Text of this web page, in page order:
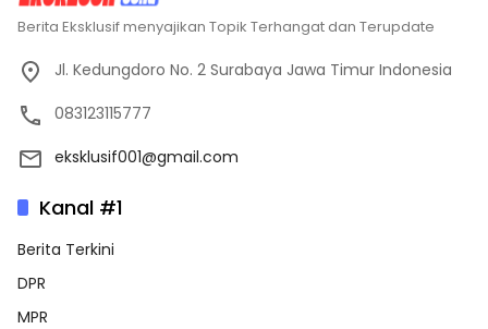
Berita Eksklusif menyajikan Topik Terhangat dan Terupdate
Jl. Kedungdoro No. 2 Surabaya Jawa Timur Indonesia
083123115777
eksklusif001@gmail.com
Kanal #1
Berita Terkini
DPR
MPR